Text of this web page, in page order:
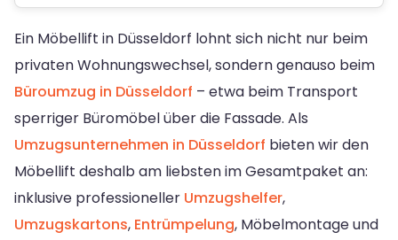
Ein Möbellift in Düsseldorf lohnt sich nicht nur beim
privaten Wohnungswechsel, sondern genauso beim
Büroumzug in Düsseldorf – etwa beim Transport
sperriger Büromöbel über die Fassade. Als
Umzugsunternehmen in Düsseldorf bieten wir den
Möbellift deshalb am liebsten im Gesamtpaket an:
inklusive professioneller Umzugshelfer,
Umzugskartons, Entrümpelung, Möbelmontage und